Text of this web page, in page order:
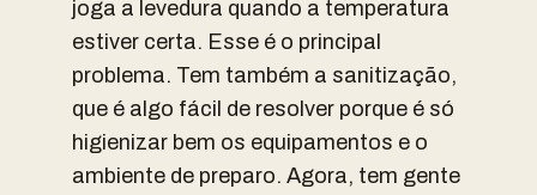
joga a levedura quando a temperatura
estiver certa. Esse é o principal
problema. Tem também a sanitização,
que é algo fácil de resolver porque é só
higienizar bem os equipamentos e o
ambiente de preparo. Agora, tem gente